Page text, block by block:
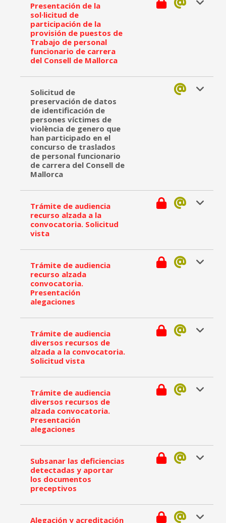
Presentación de la
sol·licitud de
participación de la
provisión de puestos de
Trabajo de personal
funcionario de carrera
del Consell de Mallorca
Solicitud de
preservación de datos
de identificación de
persones víctimes de
violència de genero que
han participado en el
concurso de traslados
de personal funcionario
de carrera del Consell de
Mallorca
Trámite de audiencia
recurso alzada a la
convocatoria. Solicitud
vista
Trámite de audiencia
recurso alzada
convocatoria.
Presentación
alegaciones
Trámite de audiencia
diversos recursos de
alzada a la convocatoria.
Solicitud vista
Trámite de audiencia
diversos recursos de
alzada convocatoria.
Presentación
alegaciones
Subsanar las deficiencias
detectadas y aportar
los documentos
preceptivos
Alegación y acreditación